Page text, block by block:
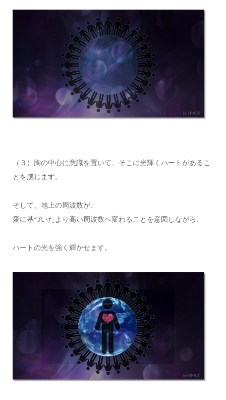
（３）胸の中心に意識を置いて、そこに光輝くハートがあるこ
とを感じます。
そして、地上の周波数が、
愛に基づいたより高い周波数へ変わることを意図しながら、
ハートの光を強く輝かせます。